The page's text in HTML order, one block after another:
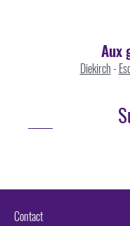
Aux
Diekirch-
Contact